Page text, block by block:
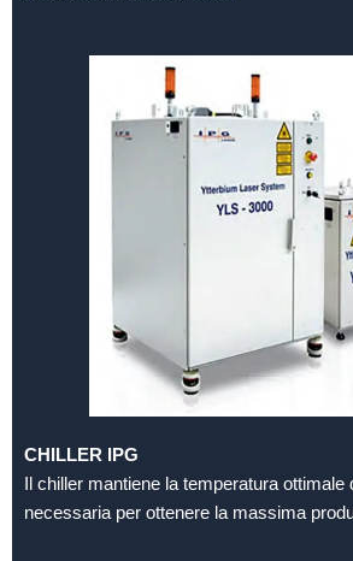
CHILLER IPG
Il chiller mantiene la temperatura ottimale
necessaria per ottenere la massima